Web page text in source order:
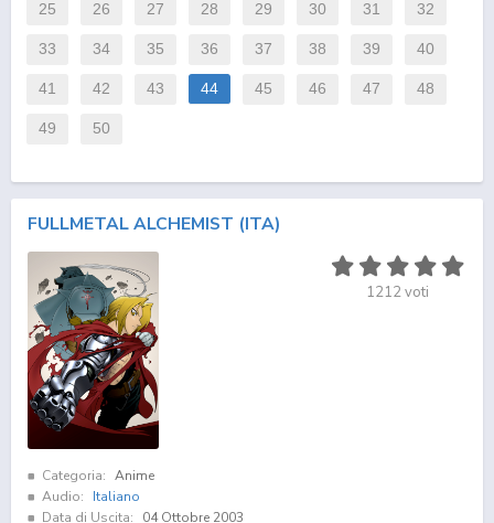
25 26 27 28 29 30 31 32
33 34 35 36 37 38 39 40
41 42 43 44 45 46 47 48
49 50
FULLMETAL ALCHEMIST (ITA)
1212voti
Categoria: Anime
Audio:
Italiano
Data di Uscita:
04 Ottobre 2003